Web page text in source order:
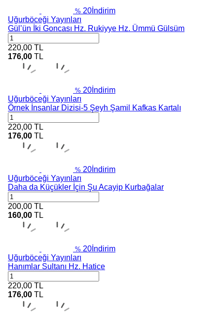
% 20 İndirim
Uğurböceği Yayınları
Gül’ün İki Goncası Hz. Rukiyye Hz. Ümmü Gülsüm
220,00 TL
176,00 TL
% 20 İndirim
Uğurböceği Yayınları
Örnek İnsanlar Dizisi-5 Şeyh Şamil Kafkas Kartalı
220,00 TL
176,00 TL
% 20 İndirim
Uğurböceği Yayınları
Daha da Küçükler İçin Şu Acayip Kurbağalar
200,00 TL
160,00 TL
% 20 İndirim
Uğurböceği Yayınları
Hanımlar Sultanı Hz. Hatice
220,00 TL
176,00 TL